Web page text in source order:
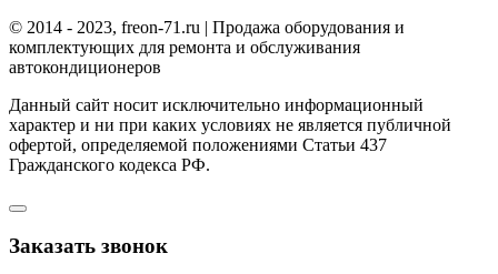
© 2014 - 2023, freon-71.ru | Продажа оборудования и
комплектующих для ремонта и обслуживания
автокондиционеров
Данный сайт носит исключительно информационный
характер и ни при каких условиях не является публичной
офертой, определяемой положениями Статьи 437
Гражданского кодекса РФ.
Заказать звонок